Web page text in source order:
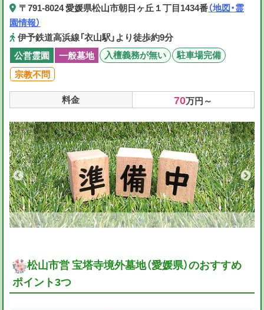
〒791-8024 愛媛県松山市朝日ヶ丘１丁目1434番（地図・霊
園情報）
伊予鉄道高浜線「衣山駅」より徒歩約9分
公営霊園 一般墓地 入檀義務が無い
駐車場完備
宗教不問
料金
70万円～
松山市営 宝塔寺境外墓地（愛媛県）のおすすめ
ポイント3つ